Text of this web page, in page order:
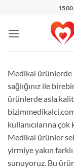
1500
Medikal ürünlerde
sağlığınız ile
ürünlerde asla
kullanıcılarına
Medikal ürünler
yirmiye yakın
sunuyoruz. Bu